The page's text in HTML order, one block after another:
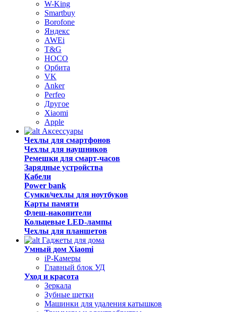
W-King
Smartbuy
Borofone
Яндекс
AWEi
T&G
HOCO
Орбита
VK
Anker
Perfeo
Другое
Xiaomi
Apple
Аксессуары
Чехлы для смартфонов
Чехлы для наушников
Ремешки для смарт-часов
Зарядные устройства
Кабели
Power bank
Сумки/чехлы для ноутбуков
Карты памяти
Флеш-накопители
Кольцевые LED-лампы
Чехлы для планшетов
Гаджеты для дома
Умный дом Xiaomi
iP-Камеры
Главный блок УД
Уход и красота
Зеркала
Зубные щетки
Машинки для удаления катышков